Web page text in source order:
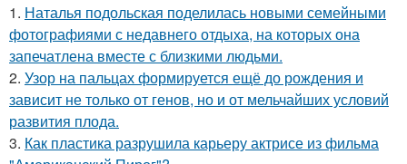
1. Наталья подольская поделилась новыми семейными
фотографиями с недавнего отдыха, на которых она
запечатлена вместе с близкими людьми.
2. Узор на пальцах формируется ещё до рождения и
зависит не только от генов, но и от мельчайших условий
развития плода.
3. Как пластика разрушила карьеру актрисе из фильма